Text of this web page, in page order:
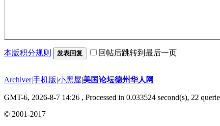
本版积分规则 发表回复 回帖后跳转到最后一页
Archiver|手机版|小黑屋|美国论坛德州华人网
GMT-6, 2026-8-7 14:26 , Processed in 0.033524 second(s), 22
© 2001-2017